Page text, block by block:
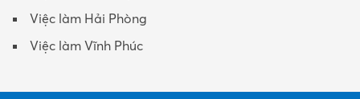
Việc làm Hải Phòng
Việc làm Vĩnh Phúc